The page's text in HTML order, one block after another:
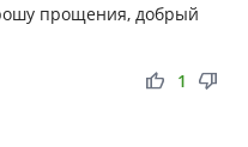
прощения, добрый
thumb_up thumb_down
1